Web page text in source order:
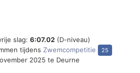
slag: 6:07.02 (D-niveau)
tijdens Zwemcompetitie
2025 te Deurne
25